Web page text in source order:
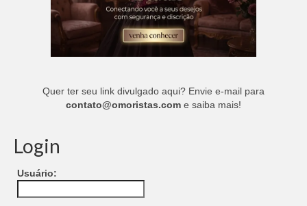
Quer ter seu link divulgado aqui? Envie e-mail para
contato@omoristas.com e saiba mais!
Login
Usuário: